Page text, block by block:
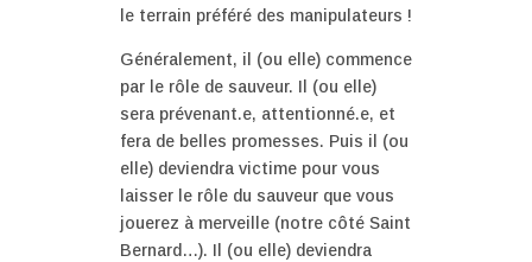
le terrain préféré des manipulateurs !
Généralement, il (ou elle) commence
par le rôle de sauveur. Il (ou elle)
sera prévenant.e, attentionné.e, et
fera de belles promesses. Puis il (ou
elle) deviendra victime pour vous
laisser le rôle du sauveur que vous
jouerez à merveille (notre côté Saint
Bernard…). Il (ou elle) deviendra